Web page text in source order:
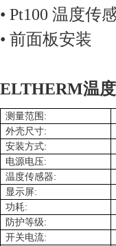
• Pt100 温度传
• 前面板安装
ELTHERM温
测量范围 :
外壳尺寸:
安装方式:
电源电压:
温度传感器:
显示屏:
功耗:
防护等级:
开关电流: